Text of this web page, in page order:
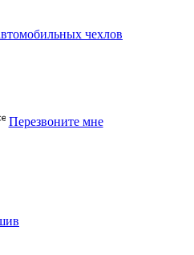
чехлов
Перезвоните мне